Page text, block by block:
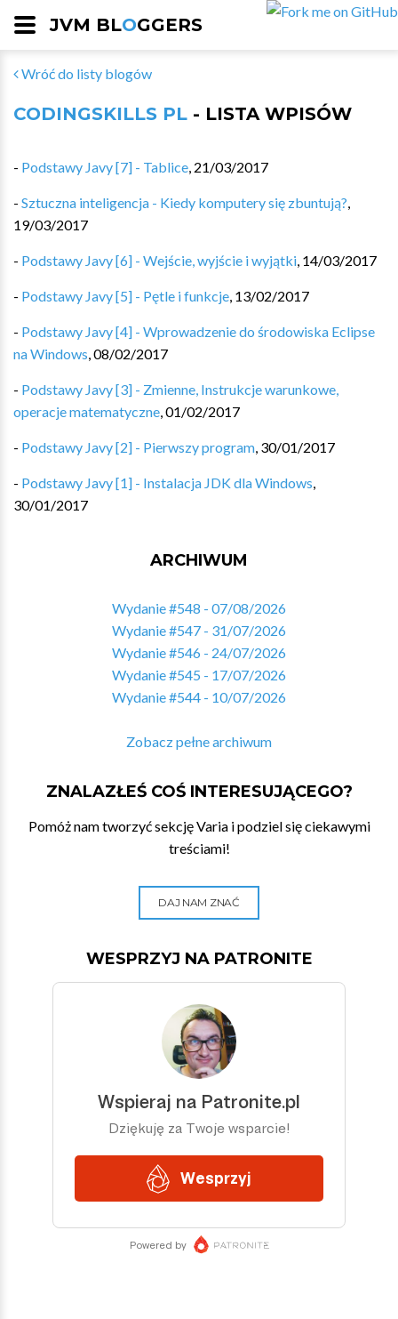
JVM BLOGGERS
Wróć do listy blogów
CODINGSKILLS PL - LISTA WPISÓW
- Podstawy Javy [7] - Tablice, 21/03/2017
- Sztuczna inteligencja - Kiedy komputery się zbuntują?,
19/03/2017
- Podstawy Javy [6] - Wejście, wyjście i wyjątki, 14/03/2017
- Podstawy Javy [5] - Pętle i funkcje, 13/02/2017
- Podstawy Javy [4] - Wprowadzenie do środowiska Eclipse
na Windows,08/02/2017
- Podstawy Javy [3] - Zmienne, Instrukcje warunkowe,
operacje matematyczne,01/02/2017
- Podstawy Javy [2] - Pierwszy program, 30/01/2017
- Podstawy Javy [1] - Instalacja JDK dla Windows,
30/01/2017
ARCHIWUM
Wydanie #548 - 07/08/2026
Wydanie #547 - 31/07/2026
Wydanie #546 - 24/07/2026
Wydanie #545 - 17/07/2026
Wydanie #544 - 10/07/2026
Zobacz pełne archiwum
ZNALAZŁEŚ COŚ INTERESUJĄCEGO?
Pomóż nam tworzyć sekcję Varia i podziel się ciekawymi
treściami!
DAJ NAM ZNAĆ
WESPRZYJ NA PATRONITE